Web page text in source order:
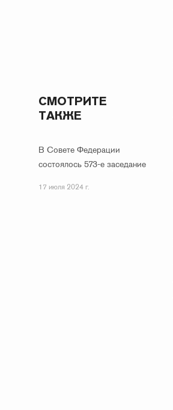
СМОТРИТЕ
ТАКЖЕ
В Совете Федерации
состоялось 573-е заседание
17 июля 2024 г.